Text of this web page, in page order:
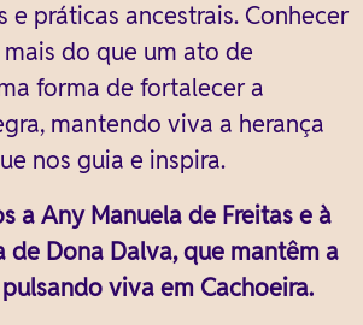
e práticas ancestrais. Conhecer
mais do que um ato de
forma de fortalecer a
mantendo viva a herança
nos guia e inspira.
a Any Manuela de Freitas e à
de Dona Dalva, que mantêm a
viva em Cachoeira.